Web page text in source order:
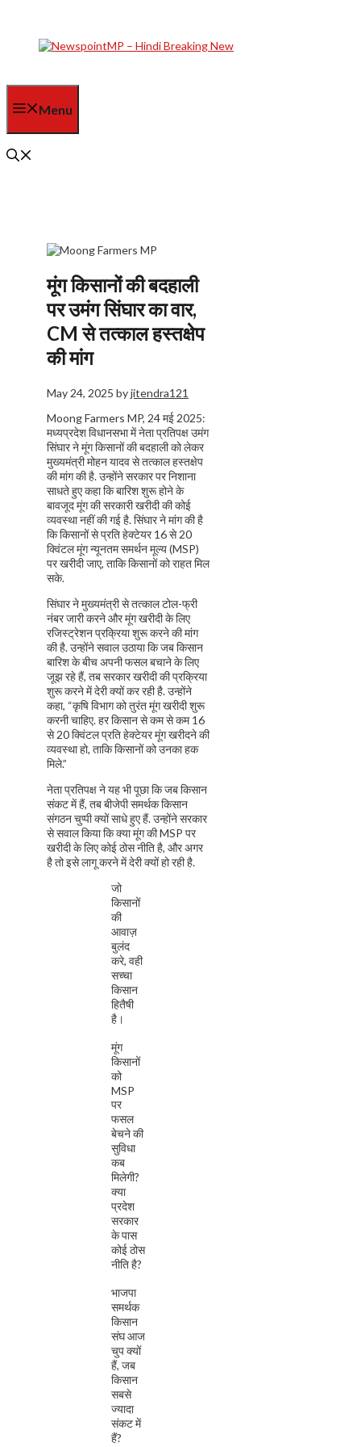
content
Menu
मूंग किसानों की बदहाली
पर उमंग सिंघार का वार,
CM से तत्काल हस्तक्षेप
की मांग
May 24, 2025 byjitendra121
Moong Farmers MP, 24 मई 2025:
मध्यप्रदेश विधानसभा में नेता प्रतिपक्ष उमंग
सिंघार ने मूंग किसानों की बदहाली को लेकर
मुख्यमंत्री मोहन यादव से तत्काल हस्तक्षेप
की मांग की है. उन्होंने सरकार पर निशाना
साधते हुए कहा कि बारिश शुरू होने के
बावजूद मूंग की सरकारी खरीदी की कोई
व्यवस्था नहीं की गई है. सिंघार ने मांग की है
कि किसानों से प्रति हेक्टेयर 16 से 20
क्विंटल मूंग न्यूनतम समर्थन मूल्य (MSP)
पर खरीदी जाए, ताकि किसानों को राहत मिल
सके.
सिंघार ने मुख्यमंत्री से तत्काल टोल-फ्री
नंबर जारी करने और मूंग खरीदी के लिए
रजिस्ट्रेशन प्रक्रिया शुरू करने की मांग
की है. उन्होंने सवाल उठाया कि जब किसान
बारिश के बीच अपनी फसल बचाने के लिए
जूझ रहे हैं, तब सरकार खरीदी की प्रक्रिया
शुरू करने में देरी क्यों कर रही है. उन्होंने
कहा, “कृषि विभाग को तुरंत मूंग खरीदी शुरू
करनी चाहिए. हर किसान से कम से कम 16
से 20 क्विंटल प्रति हेक्टेयर मूंग खरीदने की
व्यवस्था हो, ताकि किसानों को उनका हक
मिले.”
नेता प्रतिपक्ष ने यह भी पूछा कि जब किसान
संकट में हैं, तब बीजेपी समर्थक किसान
संगठन चुप्पी क्यों साधे हुए हैं. उन्होंने सरकार
से सवाल किया कि क्या मूंग की MSP पर
खरीदी के लिए कोई ठोस नीति है, और अगर
है तो इसे लागू करने में देरी क्यों हो रही है.
जो
किसानों
की
आवाज़
बुलंद
करे, वही
सच्चा
किसान
हितैषी
है।
मूंग
किसानों
को
MSP
पर
फसल
बेचने की
सुविधा
कब
मिलेगी?
क्या
प्रदेश
सरकार
के पास
कोई ठोस
नीति है?
भाजपा
समर्थक
किसान
संघ आज
चुप क्यों
हैं, जब
किसान
सबसे
ज्यादा
संकट में
हैं?